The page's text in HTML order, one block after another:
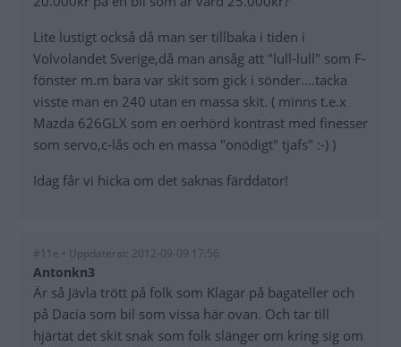
Lite lustigt också då man ser tillbaka i tiden i
Volvolandet Sverige,då man ansåg att "lull-lull" som F-
fönster m.m bara var skit som gick i sönder....tacka
visste man en 240 utan en massa skit. ( minns t.e.x
Mazda 626GLX som en oerhörd kontrast med finesser
som servo,c-lås och en massa "onödigt" tjafs" :-) )
Idag får vi hicka om det saknas färddator!
#11e • Uppdaterat: 2012-09-09 17:56
Antonkn3
Är så Jävla trött på folk som Klagar på bagateller och
på Dacia som bil som vissa här ovan. Och tar till
hjärtat det skit snak som folk slänger om kring sig om